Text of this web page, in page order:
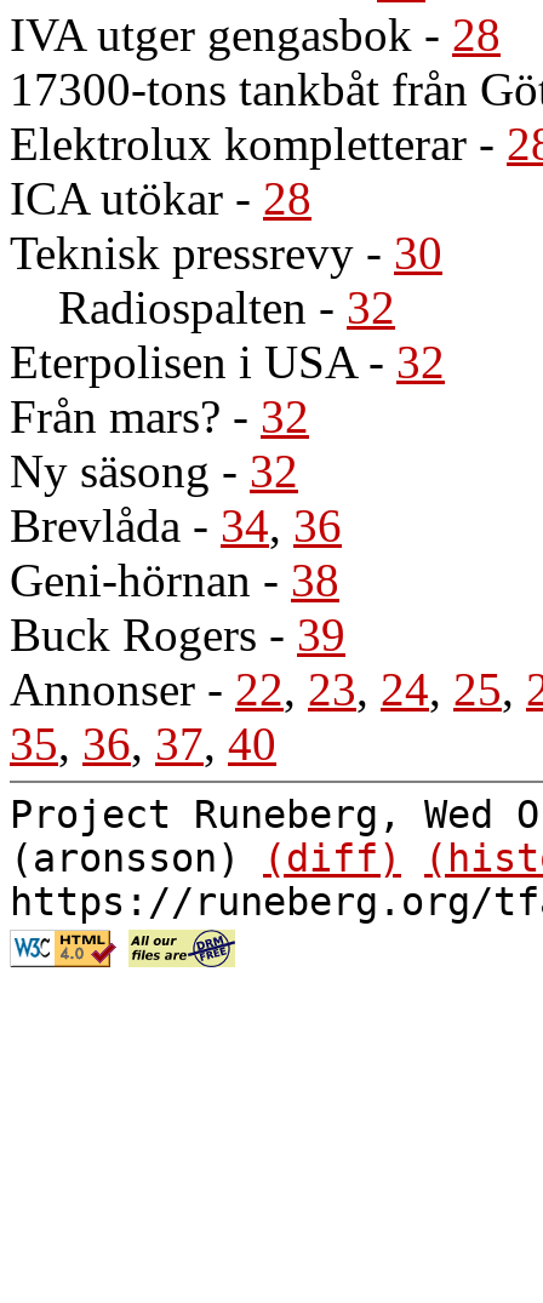
IVA utger gengasbok - 28
17300-tons tankbåt från
Elektrolux kompletterar -
ICA utökar - 28
Teknisk pressrevy - 30
Radiospalten - 32
Eterpolisen i USA- 32
Från mars? - 32
Ny säsong - 32
Brevlåda - 34, 36
Geni-hörnan - 38
Buck Rogers - 39
Annonser - 22, 23, 24, 25,
35, 36, 37, 40
Project Runeberg, Wed
(aronsson)
(diff)
https://runeberg.org/